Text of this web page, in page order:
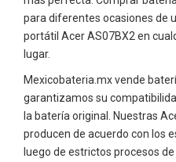
para diferentes ocasiones de
portátil Acer AS07BX2 en
lugar.
Mexicobateria.mx vende
garantizamos su
la batería original. Nuestras
producen de acuerdo con los
luego de estrictos procesos